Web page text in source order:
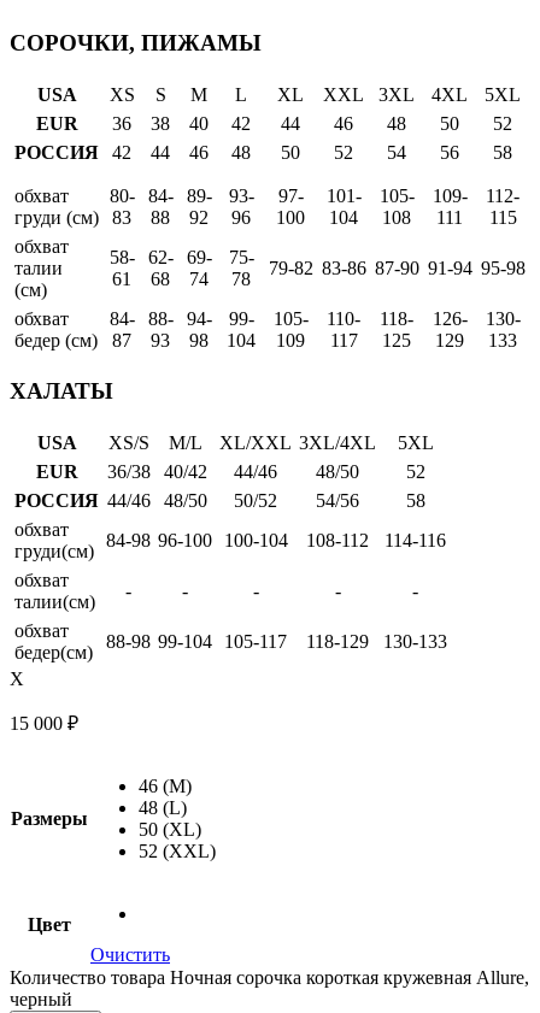
СОРОЧКИ, ПИЖАМЫ
USA XS S M L XL XXL 3XL 4XL
5XL
EUR
36 38 40 42 44 46 48 50
52
РОССИЯ
42 44 46 48 50 52 54 56 58
обхват
груди (см)
80-
83
84-
88
89-
92
93-
96
97-
100
101-
104
105-
108
109-
111
112-
115
обхват
талии
(см)
58-
61
62-
68
69-
74
75-
78
79-82 83-86 87-90 91-94 95-98
обхват
бедер (см)
84-
87
88-
93
94-
98
99-
104
105-
109
110-
117
118-
125
126-
129
130-
133
ХАЛАТЫ
USA XS/S M/L XL/XXL 3XL/4XL
5XL
EUR
36/38 40/42 44/46 48/50
52
РОССИЯ 44/46 48/50 50/52 54/56
58
обхват
груди(см)
84-98 96-100 100-104 108-112
114-116
обхват
талии(см)
- - - -
-
обхват
бедер(см)
88-98 99-104 105-117 118-129
130-133
X
15 000 ₽
Размеры
46 (M)
48 (L)
50 (XL)
52 (XXL)
Цвет
Очистить
Количество товара Ночная сорочка короткая кружевная Allure,
черный